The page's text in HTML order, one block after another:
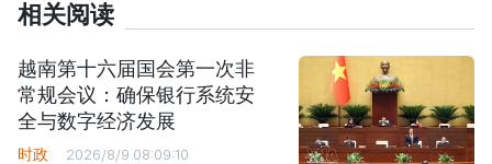
相关阅读
越南第十六届国会第一次非
常规会议：确保银行系统安
全与数字经济发展
时政 2026/8/9 08:09:10